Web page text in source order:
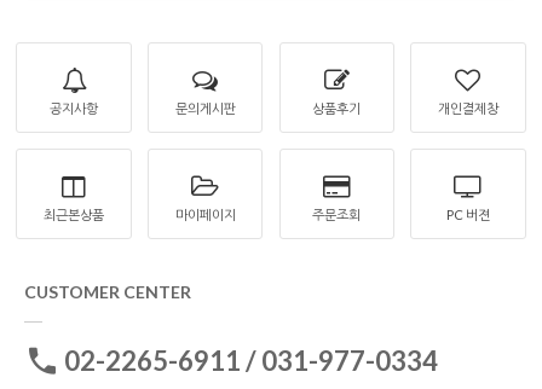
공지사항 문의게시판 상품후기 개인결제창
최근본상품 마이페이지 주문조회 PC 버젼
CUSTOMER CENTER
02-2265-6911 / 031-977-0334